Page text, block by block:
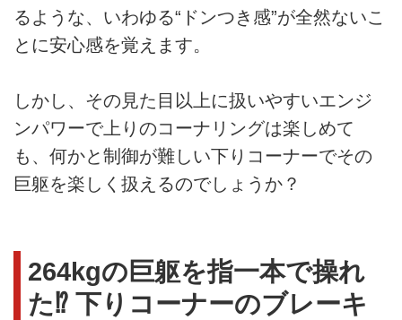
るような、いわゆる“ドンつき感”が全然ないこ
とに安心感を覚えます。
しかし、その見た目以上に扱いやすいエンジ
ンパワーで上りのコーナリングは楽しめて
も、何かと制御が難しい下りコーナーでその
巨躯を楽しく扱えるのでしょうか？
264kgの巨躯を指一本で操れ
た⁉︎ 下りコーナーのブレーキ